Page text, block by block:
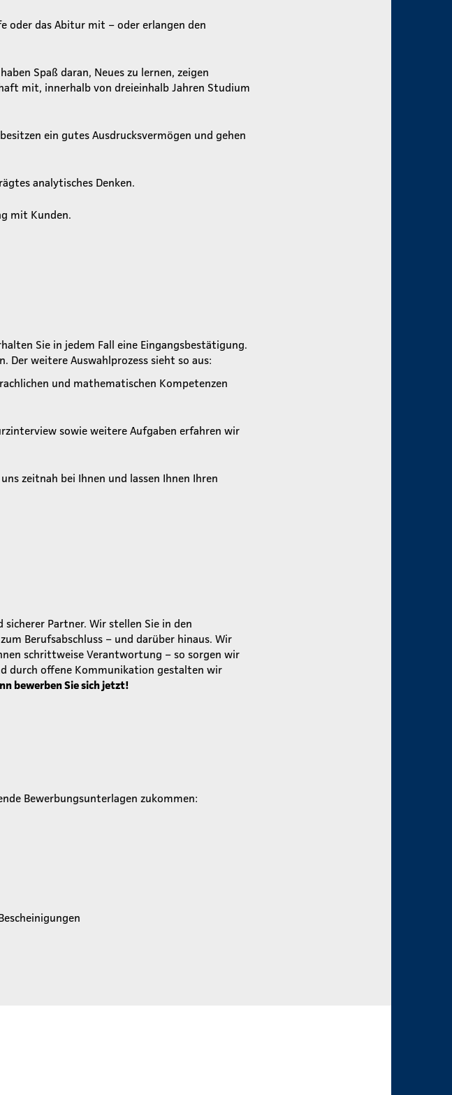
oder das Abitur mit – oder erlangen den
Spaß daran, Neues zu lernen, zeigen
mit, innerhalb von dreieinhalb Jahren Studium
ein gutes Ausdrucksvermögen und gehen
analytisches Denken.
mit Kunden.
Sie in jedem Fall eine Eingangsbestätigung.
Der weitere Auswahlprozess sieht so aus:
und mathematischen Kompetenzen
sowie weitere Aufgaben erfahren wir
zeitnah bei Ihnen und lassen Ihnen Ihren
Partner. Wir stellen Sie in den
Berufsabschluss – und darüber hinaus. Wir
schrittweise Verantwortung – so sorgen wir
durch offene Kommunikation gestalten wir
bewerben Sie sich jetzt!
Bewerbungsunterlagen zukommen: